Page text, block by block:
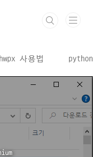
사용법